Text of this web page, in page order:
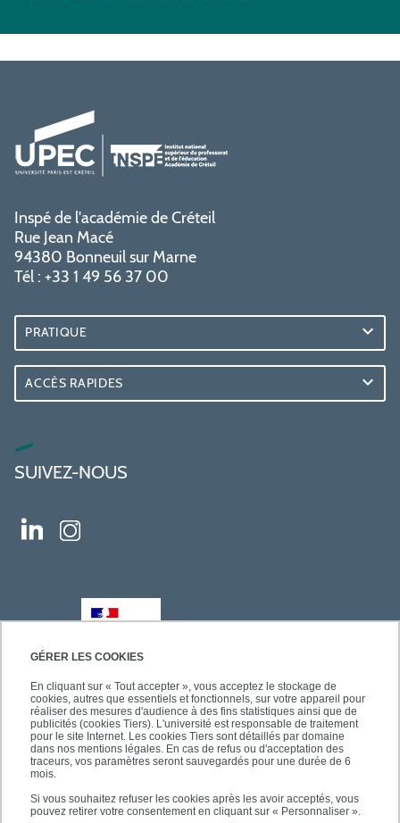
GÉRER LES COOKIES
En cliquant sur « Tout accepter », vous acceptez le stockage de
cookies, autres que essentiels et fonctionnels, sur votre appareil pour
réaliser des mesures d'audience à des fins statistiques ainsi que de
publicités (cookies Tiers). L'université est responsable de traitement
pour le site Internet. Les cookies Tiers sont détaillés par domaine
dans nos mentions légales. En cas de refus ou d'acceptation des
traceurs, vos paramètres seront sauvegardés pour une durée de 6
mois.
Si vous souhaitez refuser les cookies après les avoir acceptés, vous
pouvez retirer votre consentement en cliquant sur « Personnaliser ».
Inspé de l'académie de Créteil
Rue Jean Macé
94380 Bonneuil sur Marne
Tél : +33 1 49 56 37 00
PRATIQUE
ACCÈS RAPIDES
SUIVEZ-NOUS